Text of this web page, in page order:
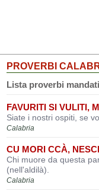
PROVERBI
Lista proverbi
FAVURITI SI VULITI,
Siate i nostri ospiti, se
Calabria
CU MORI CCÀ,
Chi muore da questa
(nell'aldilà).
Calabria